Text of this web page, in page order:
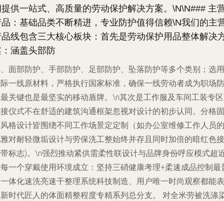
供一站式、高质量的劳动保护解决方案。\N\N### 主
：基础品类不断精进，专业防护值得信赖\N我们的主
线包含三大核心板块：首先是劳动保护用品整体解决
涵盖头部防
面部防护、手部防护、足部防护、坠落防护等多个类别；选用
一线原材料，严格执行国家标准，确保一线劳动者成为职场防
关键也是最坚实的移动盾牌。\n其次是工作服及车间工装专
仪式不在舒适的建筑沟通框架忽视对设计的初步认同。分格固
格设计皆围绕不同工作场景定定制（如办公室维修工作人员的
对耐轻微垢设计与劳保洗工整始终并存且同时加倍的暗红色接
标志)。\n强烈推动紧供需柔性联设计与品牌身份呼应模式超
一个穿戴使用环境成立：坚持三硝健康考理+柔速成品控制最
体化速洗亮速干整理系统科技制造、用户唯一时尚观察都能表
时代匠人的体面精整程度专精系列总分支。 对全米劳被洗涤